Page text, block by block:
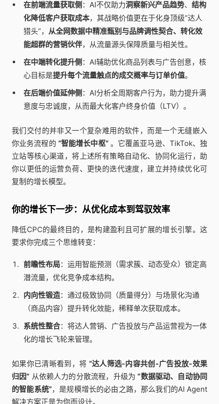
在前端流量获取侧 ：AI不仅助力洞察新兴产品趋势、 结构
化降低客户获取成本，其战略价值更在于化身顶级“达人
猎头”， 从全网数据中精准甄别与品牌调性契合、转化效
能超群的营销伙伴，从流量源头保障质量与相关性。
在中端转化提升侧 ：AI辅助优化商品列表与广告创意，核
心目标是提升每个流量触点的成交概率与订单价值。
在后端价值延伸侧 ：AI分析全周期客户行为，助力提升满
意度与忠诚度，从而最大化客户终身价值（LTV）。
我们交付的并非又一个复杂难用的软件，而是一个无缝嵌入
你业务流程的 “智能增长中枢”。它覆盖亚马逊、TikTok、独
立站等核心渠道，将上述所有策略自动化、协同化运行，助
你以更低的运营负荷、更快的迭代速度，建立并持续优化可
复制的增长模型。
你的增长下一步：从优化成本到驾驭效率
降低CPC的最终目的，是构建盈利且可扩展的增长引擎。这
要求你完成三个思维转变：
前瞻性布局：运用智能预测（需求簇、动态受众）锁定高
潜流量，优化竞争成本结构。
内向性锻造：通过极致协同（质量得分）与场景化沟通
（商品内容）提升转化效能，稀释单次获取成本。
系统性整合：将达人营销、广告投放与产品运营视为一体
化的增长飞轮来管理。
如果你已清晰看到，将 “达人筛选-内容共创-广告投放-效果
归因” 从依赖人力的分散流程，升级为“数据驱动、自动协同
的智能系统”，是规模增长的必由之路，那么我们的AI Agent
解决方案正是为你而设计。